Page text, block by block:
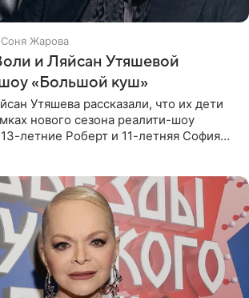
Соня Жарова
и Ляйсан Утяшевой
«Большой куш»
Утяшева рассказали, что их дети
нового сезона реалити-шоу
летние Роберт и 11-летняя София